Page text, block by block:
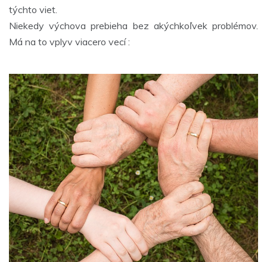
týchto viet.
Niekedy výchova prebieha bez akýchkoľvek problémov.
Má na to vplyv viacero vecí :